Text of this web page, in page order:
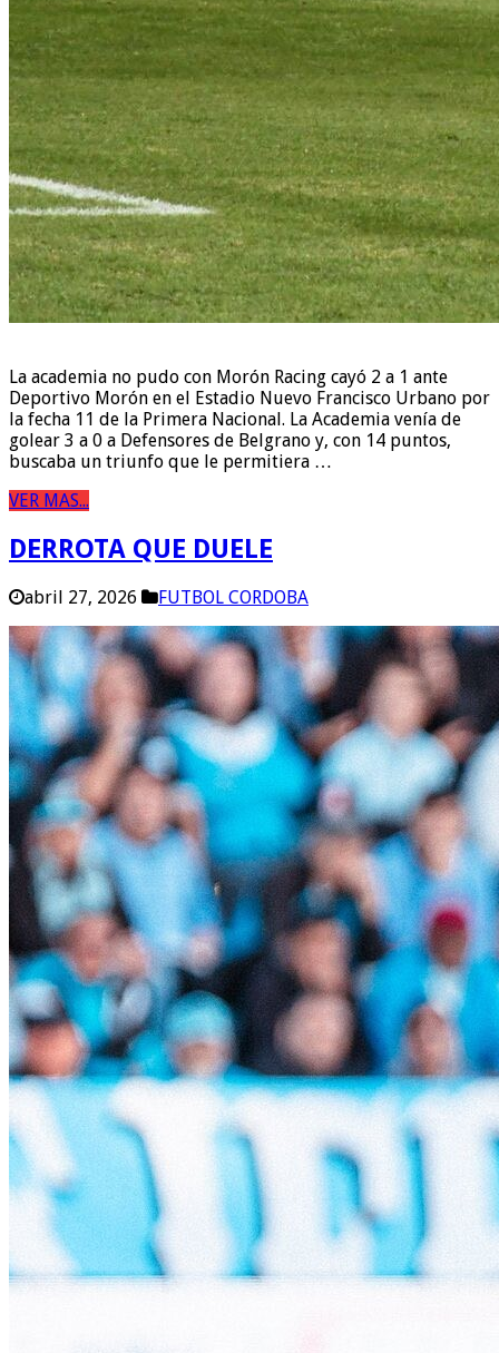
La academia no pudo con Morón Racing cayó 2 a 1 ante
Deportivo Morón en el Estadio Nuevo Francisco Urbano por
la fecha 11 de la Primera Nacional. La Academia venía de
golear 3 a 0 a Defensores de Belgrano y, con 14 puntos,
buscaba un triunfo que le permitiera …
VER MAS...
DERROTA QUE DUELE
abril 27, 2026 FUTBOL CORDOBA